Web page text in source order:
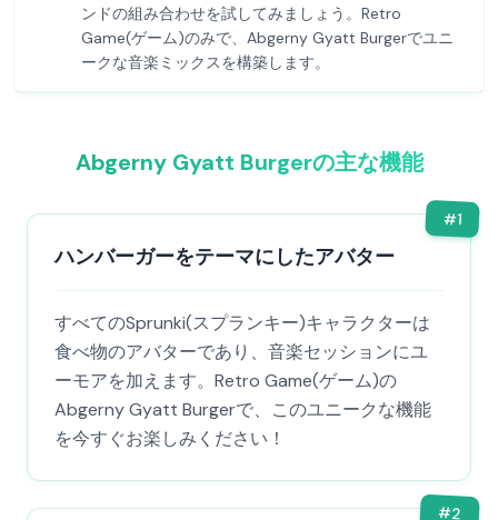
ンドの組み合わせを試してみましょう。Retro
Game(ゲーム)のみで、Abgerny Gyatt Burgerでユニ
ークな音楽ミックスを構築します。
Abgerny Gyatt Burgerの主な機能
#1
ハンバーガーをテーマにしたアバター
すべてのSprunki(スプランキー)キャラクターは
食べ物のアバターであり、音楽セッションにユ
ーモアを加えます。Retro Game(ゲーム)の
Abgerny Gyatt Burgerで、このユニークな機能
を今すぐお楽しみください！
#2